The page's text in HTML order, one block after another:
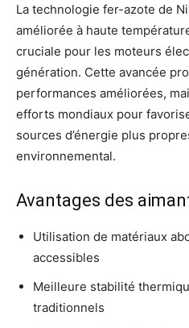
La technologie fer-azote de
améliorée à haute
cruciale pour les moteurs
génération. Cette avancée
performances améliorées,
efforts mondiaux pour
sources d’énergie plus
environnemental.
Avantages des
Utilisation de matériaux
accessibles
Meilleure stabilité
traditionnels